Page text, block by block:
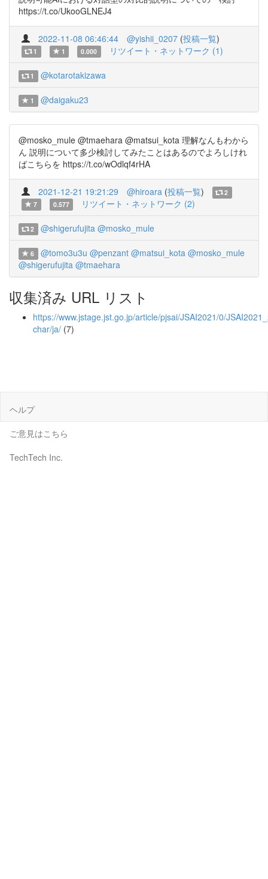
https://t.co/UkooGLNEJ4
2022-11-08 06:46:44 @yishii_0207 (投稿一覧)
1 1 0.000 リツイート・ネットワーク (1)
1 @kotarotakizawa
1 @daigaku23
@mosko_mule @tmaehara @matsui_kota 理解なんもわから
ん 説明について多少検討してみたことはあるのでよろしけれ
ばこちらを https://t.co/wOdlqf4rHA
2021-12-21 19:21:29 @hiroara (投稿一覧)
2
7
0.577 リツイート・ネットワーク (2)
2 @shigerufujita @mosko_mule
6 @tomo3u3u @penzant @matsui_kota @mosko_mule
@shigerufujita @tmaehara
収集済み URL リスト
https://www.jstage.jst.go.jp/article/pjsai/JSAI2021/0/
char/ja/ (7)
ヘルプ
ご意見はこちら
TechTech Inc.